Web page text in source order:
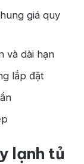
giá quy
và dài hạn
lắp đặt
lạnh tủ